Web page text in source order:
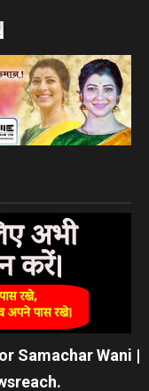
Samachar Wani |
.